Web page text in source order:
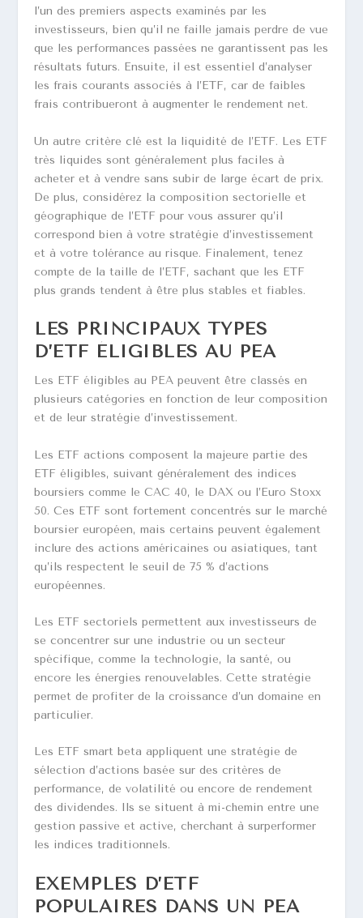
l’un des premiers aspects examinés par les
investisseurs, bien qu’il ne faille jamais perdre de vue
que les performances passées ne garantissent pas les
résultats futurs. Ensuite, il est essentiel d’analyser
les frais courants associés à l’ETF, car de faibles
frais contribueront à augmenter le rendement net.
Un autre critère clé est la liquidité de l’ETF. Les ETF
très liquides sont généralement plus faciles à
acheter et à vendre sans subir de large écart de prix.
De plus, considérez la composition sectorielle et
géographique de l’ETF pour vous assurer qu’il
correspond bien à votre stratégie d’investissement
et à votre tolérance au risque. Finalement, tenez
compte de la taille de l’ETF, sachant que les ETF
plus grands tendent à être plus stables et fiables.
LES PRINCIPAUX TYPES
D’ETF ÉLIGIBLES AU PEA
Les ETF éligibles au PEA peuvent être classés en
plusieurs catégories en fonction de leur composition
et de leur stratégie d’investissement.
Les ETF actions composent la majeure partie des
ETF éligibles, suivant généralement des indices
boursiers comme le CAC 40, le DAX ou l’Euro Stoxx
50. Ces ETF sont fortement concentrés sur le marché
boursier européen, mais certains peuvent également
inclure des actions américaines ou asiatiques, tant
qu’ils respectent le seuil de 75 % d’actions
européennes.
Les ETF sectoriels permettent aux investisseurs de
se concentrer sur une industrie ou un secteur
spécifique, comme la technologie, la santé, ou
encore les énergies renouvelables. Cette stratégie
permet de profiter de la croissance d’un domaine en
particulier.
Les ETF smart beta appliquent une stratégie de
sélection d’actions basée sur des critères de
performance, de volatilité ou encore de rendement
des dividendes. Ils se situent à mi-chemin entre une
gestion passive et active, cherchant à surperformer
les indices traditionnels.
EXEMPLES D’ETF
POPULAIRES DANS UN PEA